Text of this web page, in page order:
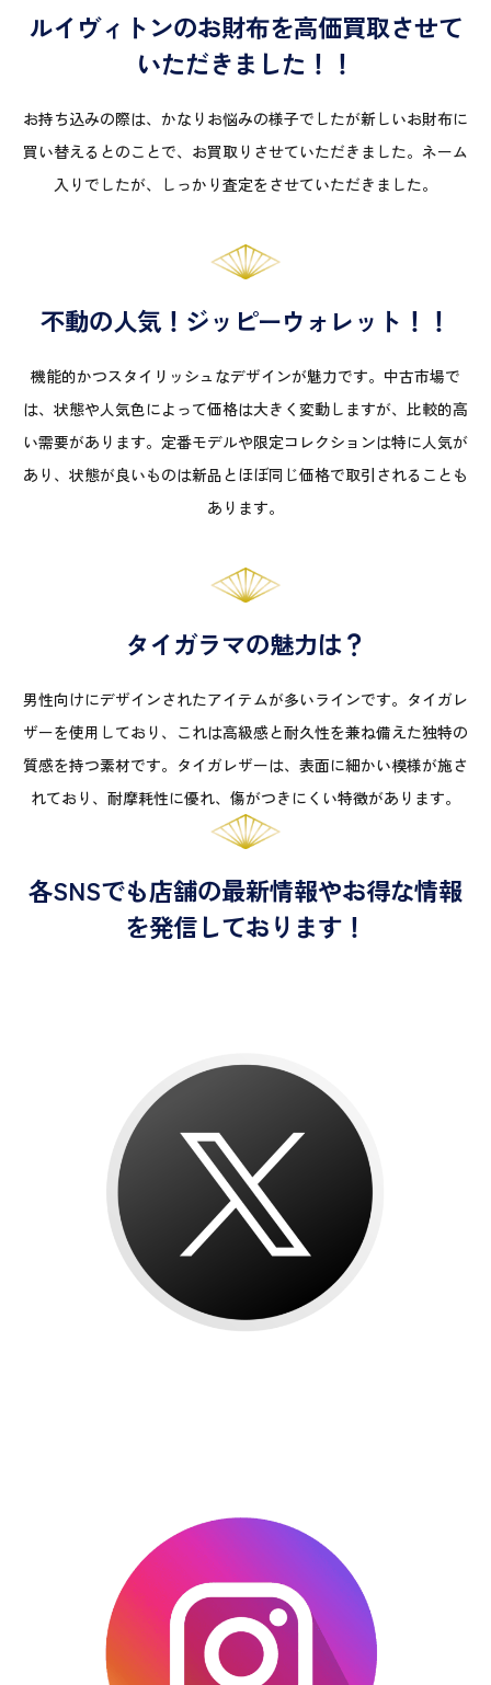
ルイヴィトンのお財布を高価買取させて
いただきました！！
お持ち込みの際は、かなりお悩みの様子でしたが新しいお財布に
買い替えるとのことで、お買取りさせていただきました。ネーム
入りでしたが、しっかり査定をさせていただきました。
不動の人気！ジッピーウォレット！！
機能的かつスタイリッシュなデザインが魅力です。中古市場で
は、状態や人気色によって価格は大きく変動しますが、比較的高
い需要があります。定番モデルや限定コレクションは特に人気が
あり、状態が良いものは新品とほぼ同じ価格で取引されることも
あります。
タイガラマの魅力は？
男性向けにデザインされたアイテムが多いラインです。タイガレ
ザーを使用しており、これは高級感と耐久性を兼ね備えた独特の
質感を持つ素材です。タイガレザーは、表面に細かい模様が施さ
れており、耐摩耗性に優れ、傷がつきにくい特徴があります。
各SNSでも店舗の最新情報やお得な情報
を発信しております！